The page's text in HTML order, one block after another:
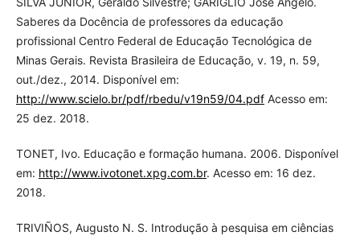
Saberes da Docência de professores da educação
profissional Centro Federal de Educação Tecnológica de
Minas Gerais. Revista Brasileira de Educação, v. 19, n. 59,
out./dez., 2014. Disponível em:
http://www.scielo.br/pdf/rbedu/v19n59/04.pdfAcesso em:
25 dez. 2018.
TONET, Ivo. Educação e formação humana. 2006. Disponível
em: http://www.ivotonet.xpg.com.br. Acesso em: 16 dez.
2018.
TRIVIÑOS, Augusto N. S. Introdução à pesquisa em ciências